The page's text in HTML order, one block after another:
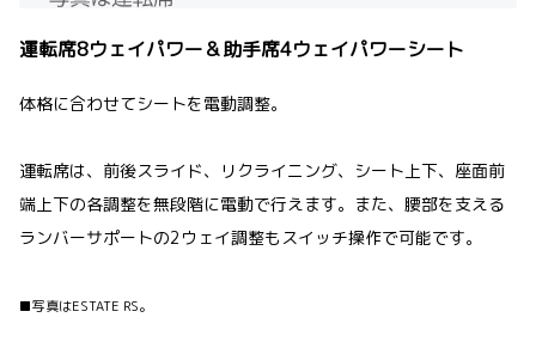
運転席8ウェイパワー＆助手席4ウェイパワーシート
体格に合わせてシートを電動調整。
運転席は、前後スライド、リクライニング、シート上下、座面前
端上下の各調整を無段階に電動で行えます。また、腰部を支える
ランバーサポートの2ウェイ調整もスイッチ操作で可能です。
■写真はESTATE RS。